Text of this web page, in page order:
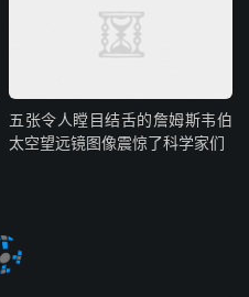
五张令人瞠目结舌的詹姆斯韦伯
太空望远镜图像震惊了科学家们